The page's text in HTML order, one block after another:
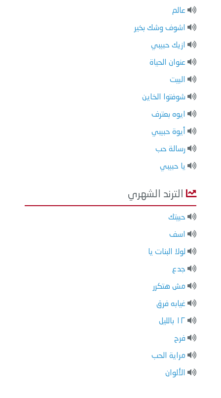
عالم
اشوف وشك بخير
ازيك حبيبي
عنوان الحياة
البيت
شوفتوا الخاين
ايوه بعترف
أيوة حبيبي
رسالة حب
يا حبيبي
الترند الشهري
حبيتك
اسف
لولا البنات يا
جدع
مش هتكرر
غيابه فرق
١٢ بالليل
فرح
مراية الحب
الألوان